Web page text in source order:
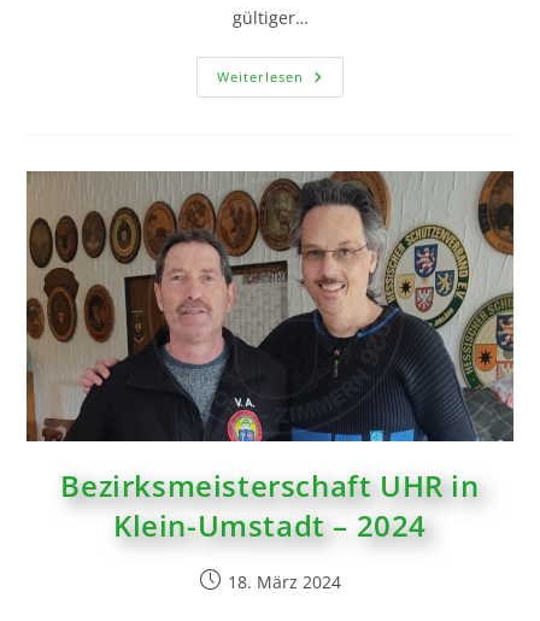
gültiger…
Weiterlesen
Bezirksmeisterschaft UHR in
Klein-Umstadt – 2024
18. März 2024